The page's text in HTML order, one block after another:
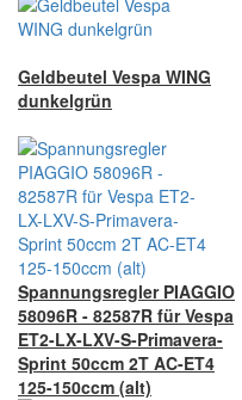
Geldbeutel Vespa WING
dunkelgrün
Spannungsregler PIAGGIO
58096R - 82587R für Vespa
ET2-LX-LXV-S-Primavera-
Sprint 50ccm 2T AC-ET4
125-150ccm (alt)